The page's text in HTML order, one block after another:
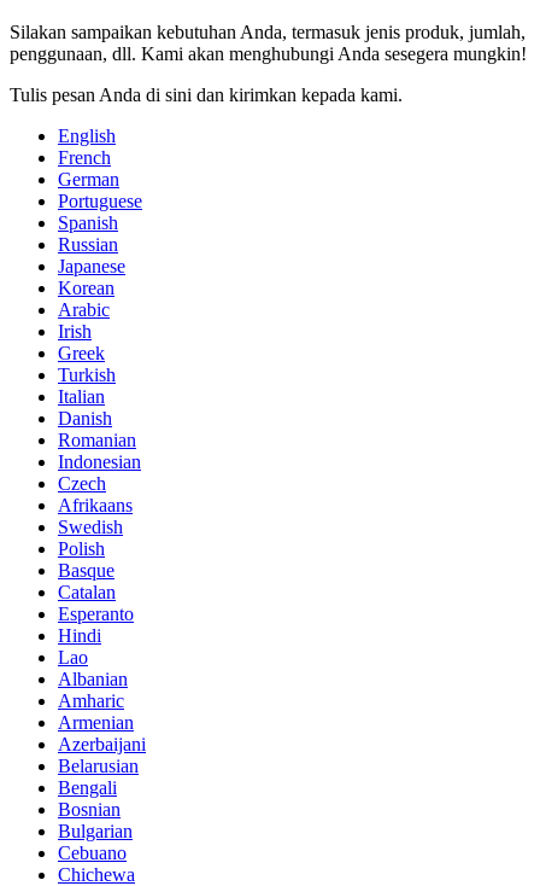
Silakan sampaikan kebutuhan Anda, termasuk jenis produk, jumlah,
penggunaan, dll. Kami akan menghubungi Anda sesegera mungkin!
Tulis pesan Anda di sini dan kirimkan kepada kami.
English
French
German
Portuguese
Spanish
Russian
Japanese
Korean
Arabic
Irish
Greek
Turkish
Italian
Danish
Romanian
Indonesian
Czech
Afrikaans
Swedish
Polish
Basque
Catalan
Esperanto
Hindi
Lao
Albanian
Amharic
Armenian
Azerbaijani
Belarusian
Bengali
Bosnian
Bulgarian
Cebuano
Chichewa